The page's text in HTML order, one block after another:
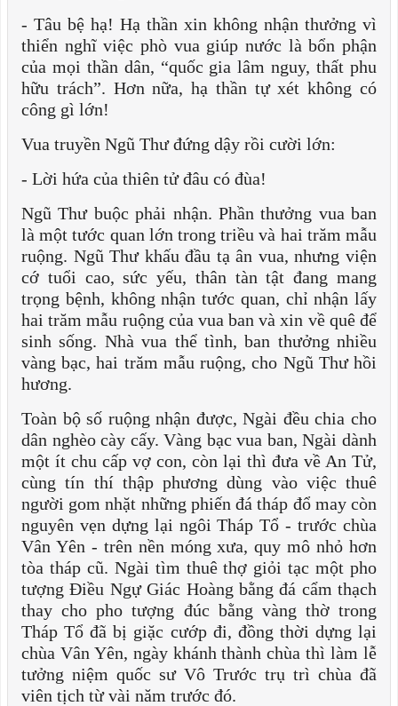
- Tâu bệ hạ! Hạ thần xin không nhận thưởng vì
thiển nghĩ việc phò vua giúp nước là bổn phận
của mọi thần dân, “quốc gia lâm nguy, thất phu
hữu trách”. Hơn nữa, hạ thần tự xét không có
công gì lớn!
Vua truyền Ngũ Thư đứng dậy rồi cười lớn:
- Lời hứa của thiên tử đâu có đùa!
Ngũ Thư buộc phải nhận. Phần thưởng vua ban
là một tước quan lớn trong triều và hai trăm mẫu
ruộng. Ngũ Thư khấu đầu tạ ân vua, nhưng viện
cớ tuổi cao, sức yếu, thân tàn tật đang mang
trọng bệnh, không nhận tước quan, chỉ nhận lấy
hai trăm mẫu ruộng của vua ban và xin về quê để
sinh sống. Nhà vua thể tình, ban thưởng nhiều
vàng bạc, hai trăm mẫu ruộng, cho Ngũ Thư hồi
hương.
Toàn bộ số ruộng nhận được, Ngài đều chia cho
dân nghèo cày cấy. Vàng bạc vua ban, Ngài dành
một ít chu cấp vợ con, còn lại thì đưa về An Tử,
cùng tín thí thập phương dùng vào việc thuê
người gom nhặt những phiến đá tháp đổ may còn
nguyên vẹn dựng lại ngôi Tháp Tổ - trước chùa
Vân Yên - trên nền móng xưa, quy mô nhỏ hơn
tòa tháp cũ. Ngài tìm thuê thợ giỏi tạc một pho
tượng Điều Ngự Giác Hoàng bằng đá cẩm thạch
thay cho pho tượng đúc bằng vàng thờ trong
Tháp Tổ đã bị giặc cướp đi, đồng thời dựng lại
chùa Vân Yên, ngày khánh thành chùa thì làm lễ
tưởng niệm quốc sư Vô Trước trụ trì chùa đã
viên tịch từ vài năm trước đó.